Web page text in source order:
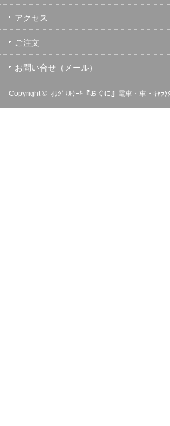
アクセス
ご注文
お問い合せ（メール）
Copyright © ｵﾘｼﾞﾅﾙｹｰｷ『おぐに』電車・車・ｷｬﾗ